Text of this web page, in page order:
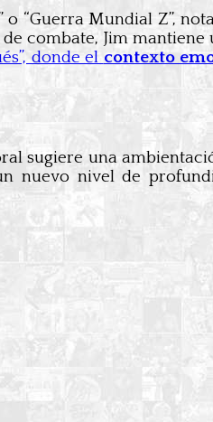
o “Guerra Mundial Z”,
combate, Jim mantiene
donde el contexto
sugiere una
nuevo nivel de